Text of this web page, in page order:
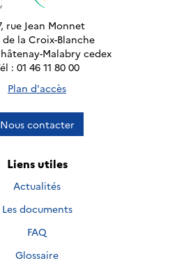
rue Jean Monnet
de la Croix-Blanche
Malabry cedex
: 01 46 11 80 00
Plan d'accès
Nous contacter
Liens utiles
Actualités
Les documents
FAQ
Glossaire